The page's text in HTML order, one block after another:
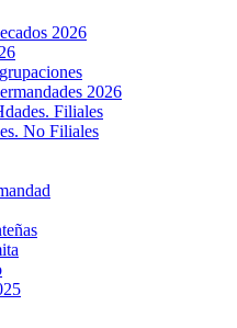
2026
2026
Filiales
No Filiales